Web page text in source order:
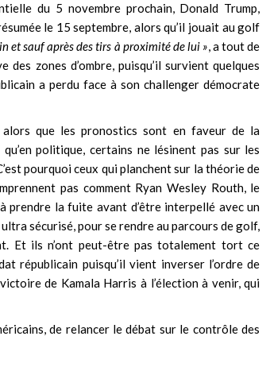
du 5 novembre prochain, Donald Trump,
le 15 septembre, alors qu’il jouait au golf
et sauf après des tirs à proximité de lui », a tout de
zones d’ombre, puisqu’il survient quelques
a perdu face à son challenger démocrate
que les pronostics sont en faveur de la
politique, certains ne lésinent pas sur les
pourquoi ceux qui planchent sur la théorie de
pas comment Ryan Wesley Routh, le
prendre la fuite avant d’être interpellé avec un
sécurisé, pour se rendre au parcours de golf,
Et ils n’ont peut-être pas totalement tort ce
républicain puisqu’il vient inverser l’ordre de
de Kamala Harris à l’élection à venir, qui
de relancer le débat sur le contrôle des